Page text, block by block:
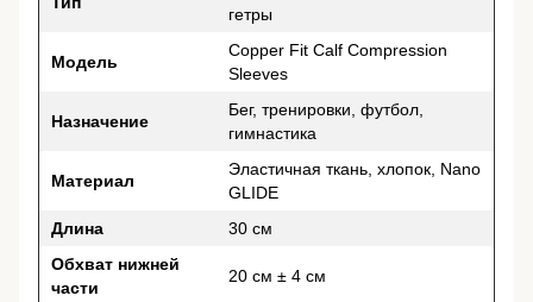
гетры
Модель
Copper Fit Calf Compression
Sleeves
Назначение
Бег, тренировки, футбол,
гимнастика
Материал
Эластичная ткань, хлопок, Nano
GLIDE
Длина
30 см
Обхват нижней
части
20 см ± 4 см